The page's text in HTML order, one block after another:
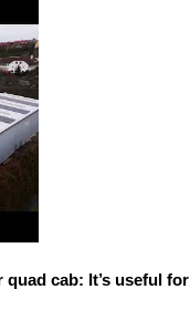
cab: It’s useful for